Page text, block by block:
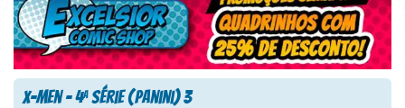
X-Men – 4aSérie (Panini) 3